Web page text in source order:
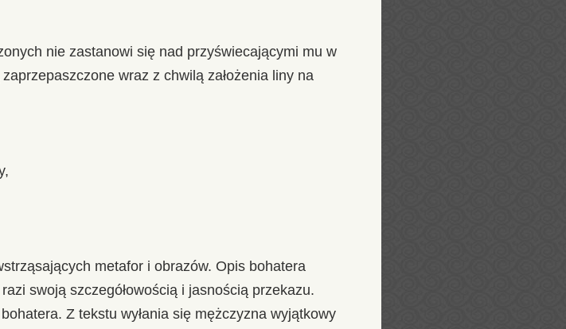
nie zastanowi się nad przyświecającymi mu w
wraz z chwilą założenia liny na
metafor i obrazów. Opis bohatera
swoją szczegółowością i jasnością przekazu.
Z tekstu wyłania się mężczyzna wyjątkowy